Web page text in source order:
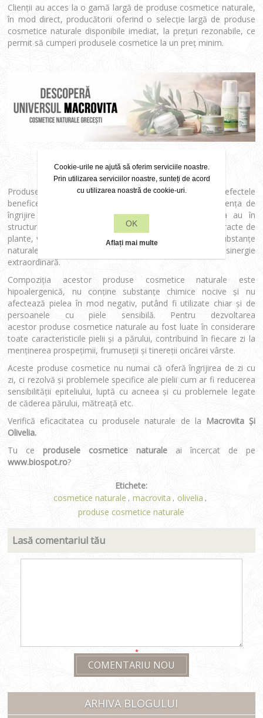
Clienţii au acces la o gamă largă de produse cosmetice naturale,
în mod direct, producătorii oferind o selecţie largă de produse
cosmetice naturale disponibile imediat, la preţuri rezonabile, ce
permit să cumperi produsele cosmetice la un preţ minim.
Produsele cosmetice sunt uşor de utilizat, combinând efectele
benefice ale ingredientelor naturale cu confortul şi eficienţa de
îngrijire la domiciliu. Cosmeticele versatile din Grecia au în
structura lor ingrediente naturale din uleiuri organice, extracte de
plante, vitamine şi minerale marine, produse apicole şi substanţe
naturale, care combinate asigură un efect de sinergie
extraordinară.
Compoziţia acestor produse cosmetice naturale este
hipoalergenică, nu conţine substanţe chimice nocive şi nu
afectează pielea în mod negativ, putând fi utilizate chiar şi de
persoanele cu piele sensibilă. Pentru dezvoltarea
acestor produse cosmetice naturale au fost luate în considerare
toate caracteristicile pielii şi a părului, contribuind în fiecare zi la
menţinerea prospeţimii, frumuseţii şi tinereţii oricărei vârste.
Aceste produse cosmetice nu numai că oferă îngrijirea de zi cu
zi, ci rezolvă şi problemele specifice ale pielii cum ar fi reducerea
sensibilităţii epiteliului, luptă cu acneea şi cu problemele legate
de căderea părului, mătreaţă etc.
Verifică eficacitatea cu produsele naturale de la Macrovita Şi
Olivelia.
Tu ceprodusele cosmetice naturale ai încercat de pe
www.biospot.ro?
Etichete:
cosmetice naturale , macrovita , olivelia ,
produse cosmetice naturale
Lasă comentariul tău
*
COMENTARIU NOU
ARHIVA BLOGULUI
Cookie-urile ne ajută să oferim serviciile noastre.
Prin utilizarea serviciilor noastre, sunteți de acord
cu utilizarea noastră de cookie-uri.
OK
Aflați mai multe